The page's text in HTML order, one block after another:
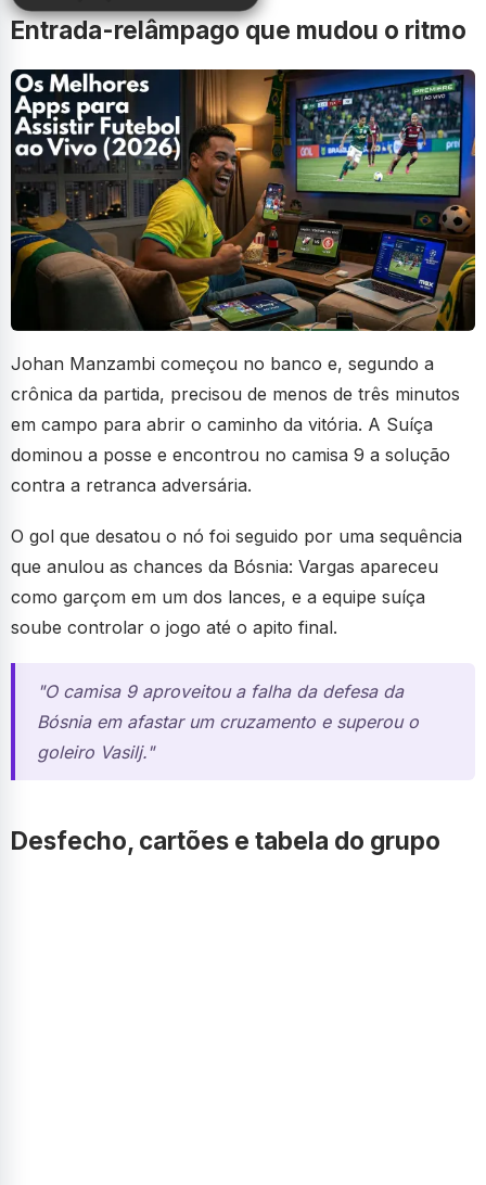
Entrada-relâmpago que mudou o ritmo
Johan Manzambi começou no banco e, segundo a
crônica da partida, precisou de menos de três minutos
em campo para abrir o caminho da vitória. A Suíça
dominou a posse e encontrou no camisa 9 a solução
contra a retranca adversária.
O gol que desatou o nó foi seguido por uma sequência
que anulou as chances da Bósnia: Vargas apareceu
como garçom em um dos lances, e a equipe suíça
soube controlar o jogo até o apito final.
"O camisa 9 aproveitou a falha da defesa da
Bósnia em afastar um cruzamento e superou o
goleiro Vasilj."
Desfecho, cartões e tabela do grupo